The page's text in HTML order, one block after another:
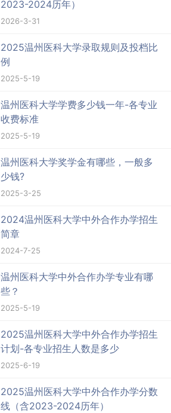
2023-2024历年）
2026-3-31
2025温州医科大学录取规则及投档比
例
2025-5-19
温州医科大学学费多少钱一年-各专业
收费标准
2025-5-19
温州医科大学奖学金有哪些，一般多
少钱?
2025-3-25
2024温州医科大学中外合作办学招生
简章
2024-7-25
温州医科大学中外合作办学专业有哪
些？
2025-5-19
2025温州医科大学中外合作办学招生
计划-各专业招生人数是多少
2025-6-19
2025温州医科大学中外合作办学分数
线（含2023-2024历年）